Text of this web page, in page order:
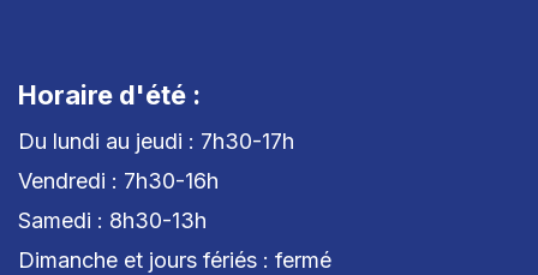
Horaire d'été :
Du lundi au jeudi : 7h30-17h
Vendredi : 7h30-16h
Samedi : 8h30-13h
Dimanche et jours fériés : fermé